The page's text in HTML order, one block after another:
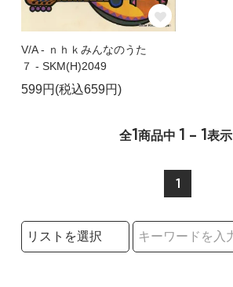
V/A - ｎｈｋみんなのうた
７ - SKM(H)2049
599円(税込659円)
全1商品中 1 - 1表示
1
検索リストの選択